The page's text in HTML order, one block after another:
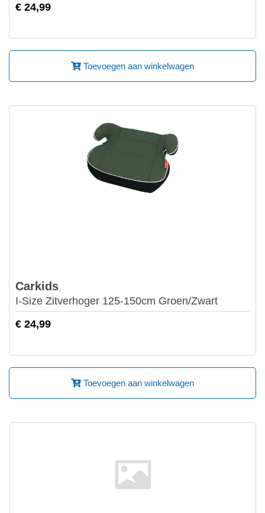
€ 24,99
Toevoegen aan winkelwagen
Carkids
I-Size Zitverhoger 125-150cm Groen/Zwart
€ 24,99
Toevoegen aan winkelwagen